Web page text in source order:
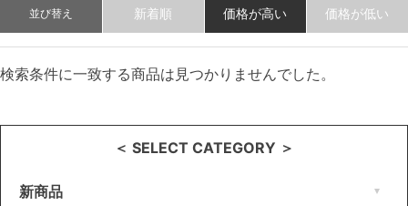
並び替え 新着順 価格が高い 価格が低い
検索条件に一致する商品は見つかりませんでした。
＜ SELECT CATEGORY ＞
新商品